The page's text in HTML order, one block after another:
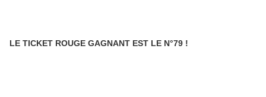
LE TICKET ROUGE GAGNANT EST LE N°79 !